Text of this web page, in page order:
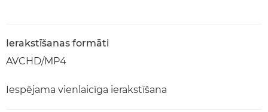
Ierakstīšanas formāti
AVCHD/MP4
Iespējama vienlaicīga ierakstīšana